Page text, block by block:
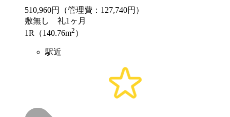
510,960円（管理費：127,740円）
敷無し 礼1ヶ月
1R（140.76m2 ）
駅近